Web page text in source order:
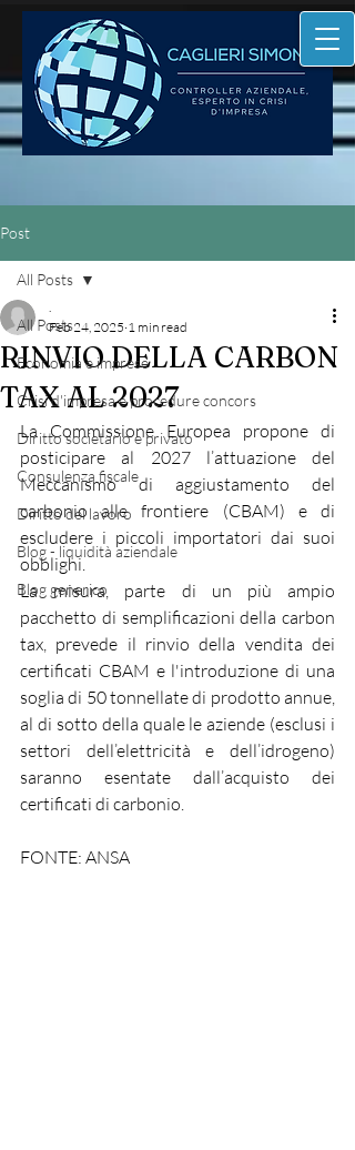
Post
All Posts
Economia e imprese
Crisi d'impresa e procedure concors
Diritto societario e privato
Consulenza fiscale
Diritto del lavoro
Blog - liquidità aziendale
Blog generico
All Posts
RINVIO DELLA CARBON
TAX AL 2027
.
Feb 24, 2025 1 min read
La Commissione Europea propone di
posticipare al 2027 l’attuazione del
Meccanismo di aggiustamento del
carbonio alle frontiere (CBAM) e di
escludere i piccoli importatori dai suoi
obblighi.
La misura, parte di un più ampio
pacchetto di semplificazioni della carbon
tax, prevede il rinvio della vendita dei
certificati CBAM e l'introduzione di una
soglia di 50 tonnellate di prodotto annue,
al di sotto della quale le aziende (esclusi i
settori dell’elettricità e dell’idrogeno)
saranno esentate dall’acquisto dei
certificati di carbonio.
FONTE: ANSA